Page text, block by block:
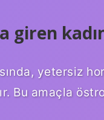
giren
yetersiz
Bu amaçla